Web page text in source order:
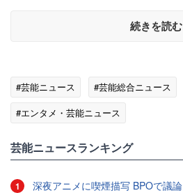
続きを読む
#芸能ニュース #芸能総合ニュース
#エンタメ・芸能ニュース
芸能ニュースランキング
1 深夜アニメに喫煙描写 BPOで議論